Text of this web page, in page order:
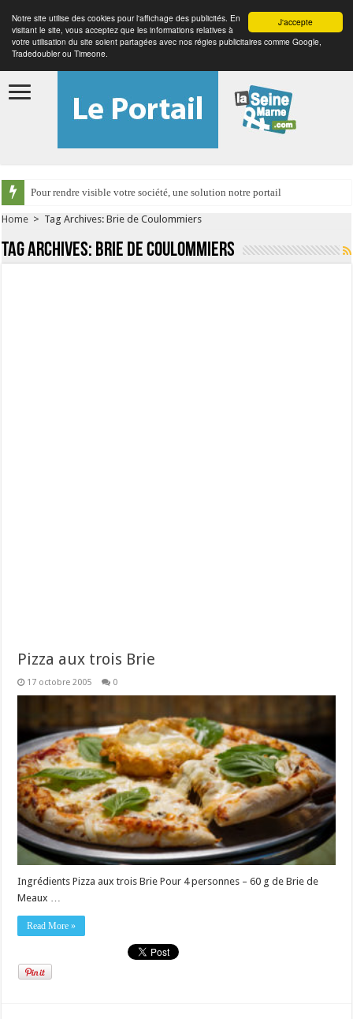
J'accepte
Notre site utilise des cookies pour l'affichage des publicités. En
visitant le site, vous acceptez que les informations relatives à
votre utilisation du site soient partagées avec nos régies publicitaires comme Google,
Tradedoubler ou Timeone.
Pour rendre visible votre société, une solution notre portail
Home > Tag Archives: Brie de Coulommiers
Tag Archives: Brie de Coulommiers
Pizza aux trois Brie
17 octobre 2005 0
Ingrédients Pizza aux trois Brie Pour 4 personnes – 60 g de Brie de
Meaux …
Read More »